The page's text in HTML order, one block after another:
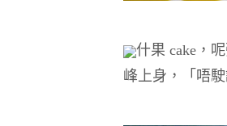
什果 cake，
峰上身，「唔